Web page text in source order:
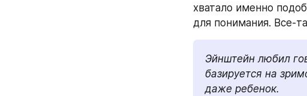
хватало именно
для понимания. Все-
Эйнштейн любил
базируется на
даже ребенок.